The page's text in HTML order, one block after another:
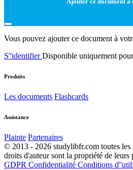
Vous pouvez ajouter ce document à
S''identifierDisponible uniquement
Produits
Les documents Flashcards
Assistance
Plainte Partenaires
© 2013 - 2026 studylibfr.com toutes les
droits d'auteur sont la propriété de leurs
GDPR Confidentialité Conditions